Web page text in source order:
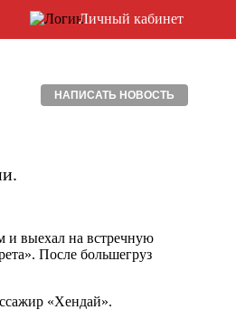
Личный кабинет
НАПИСАТЬ НОВОСТЬ
и выехал на встречную
После большегруз
«Хендай».